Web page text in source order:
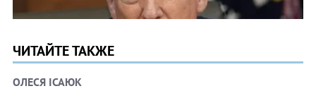
ЧИТАЙТЕ ТАКЖЕ
ОЛЕСЯ ІСАЮК